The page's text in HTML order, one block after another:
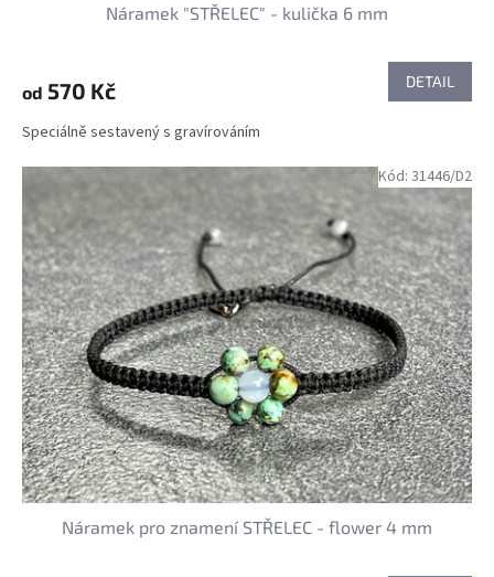
Náramek "STŘELEC" - kulička 6 mm
od 570 Kč DETAIL
Speciálně sestavený s gravírováním
Náramek pro znamení STŘELEC - flower 4 mm
Kód: 31446/D2